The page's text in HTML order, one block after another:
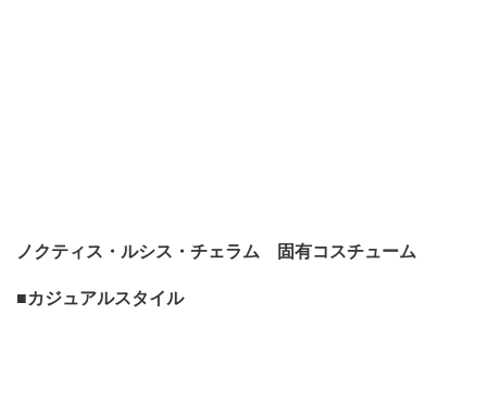
ノクティス・ルシス・チェラム 固有コスチューム
■カジュアルスタイル